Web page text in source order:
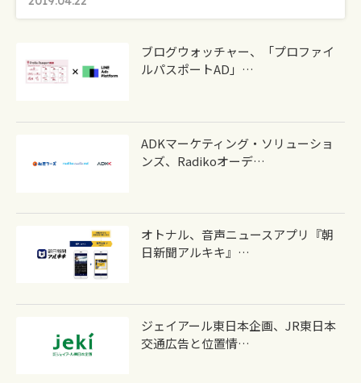
ブログウォッチャー、「プロファイ
ルパスポートAD」…
ADKマーケティング・ソリューショ
ンズ、radikoオーデ…
オトナル、音声ニュースアプリ『朝
日新聞アルキキ』…
ジェイアール東日本企画、JR東日本
交通広告と位置情…